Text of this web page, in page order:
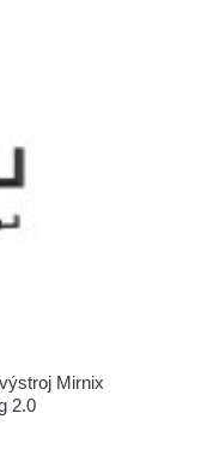
Mirnix
2.0